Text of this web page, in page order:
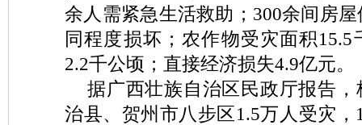
余人需紧急生活救助；300余间房
同程度损坏；农作物受灾面积15.5
2.2千公顷；直接经济损失4.9亿元。
据广西壮族自治区民政厅报告
治县、贺州市八步区1.5万人受灾，